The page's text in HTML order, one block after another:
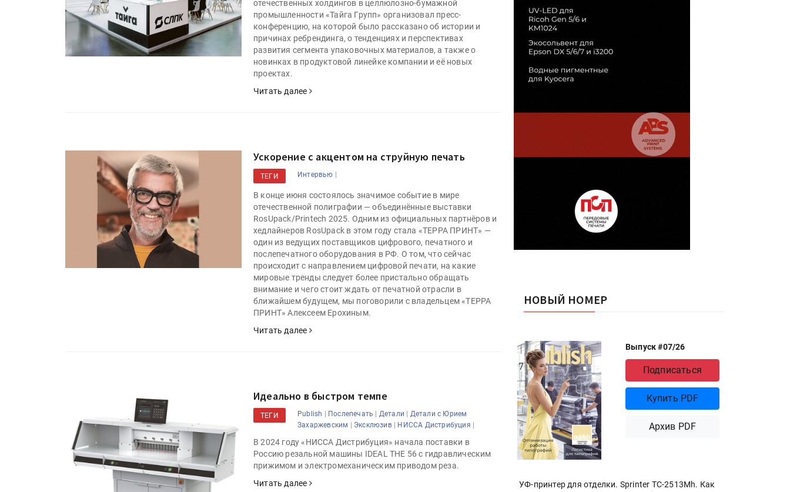
отечественных холдингов в целлюлозно-бумажной
промышленности «Тайга Групп» организовал пресс-
конференцию, на которой было рассказано об истории и
причинах ребрендинга, о тенденциях и перспективах
развития сегмента упаковочных материалов, а также о
новинках в продуктовой линейке компании и её новых
проектах.
Читать далее
Ускорение с акцентом на струйную печать
ТЕГИ Интервью |
В конце июня состоялось значимое событие в мире
отечественной полиграфии — объединённые выставки
RosUpack/Printech 2025. Одним из официальных партнёров и
хедлайнеров RosUpack в этом году стала «ТЕРРА ПРИНТ» —
один из ведущих поставщиков цифрового, печатного и
послепечатного оборудования в РФ. О том, что сейчас
происходит с направлением цифровой печати, на какие
мировые тренды следует более пристально обращать
внимание и чего стоит ждать от печатной отрасли в
ближайшем будущем, мы поговорили с владельцем «ТЕРРА
ПРИНТ» Алексеем Ерохиным.
Читать далее
Идеально в быстром темпе
ТЕГИ Publish | Послепечать | Детали | Детали с Юрием
Захаржевским | Эксклюзив| НИССА Дистрибуция |
В 2024 году «НИССА Дистрибуция» начала поставки в
Россию резальной машины IDEAL THE 56 с гидравлическим
прижимом и электромеханическим приводом реза.
Читать далее
НОВЫЙ НОМЕР
Выпуск #07/26
Подписаться
Купить PDF
Архив PDF
УФ-принтер для отделки. Sprinter ТС-2513Mh. Как